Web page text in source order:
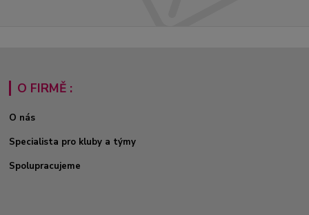
O FIRMĚ :
O nás
Specialista pro kluby a týmy
Spolupracujeme